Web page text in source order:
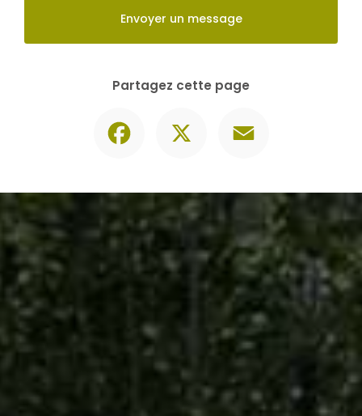
Envoyer un message
Partagez cette page